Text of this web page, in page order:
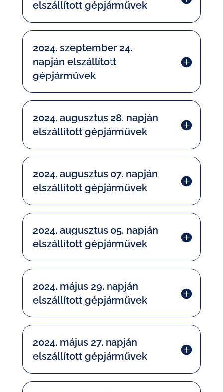
elszállított gépjárművek
2024. szeptember 24.
napján elszállított
gépjárművek
2024. augusztus 28. napján
elszállított gépjárművek
2024. augusztus 07. napján
elszállított gépjárművek
2024. augusztus 05. napján
elszállított gépjárművek
2024. május 29. napján
elszállított gépjárművek
2024. május 27. napján
elszállított gépjárművek